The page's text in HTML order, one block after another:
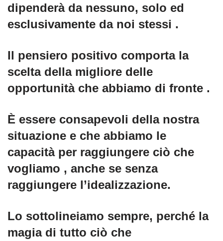
dipenderà da nessuno, solo ed
esclusivamente da noi stessi .
Il pensiero positivo comporta la
scelta della migliore delle
opportunità che abbiamo di fronte .
È essere consapevoli della nostra
situazione e che abbiamo le
capacità per raggiungere ciò che
vogliamo , anche se senza
raggiungere l’idealizzazione.
Lo sottolineiamo sempre, perché la
magia di tutto ciò che